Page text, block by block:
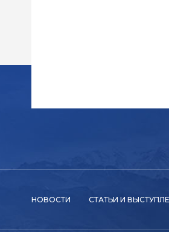
НОВОСТИ СТАТЬИ И